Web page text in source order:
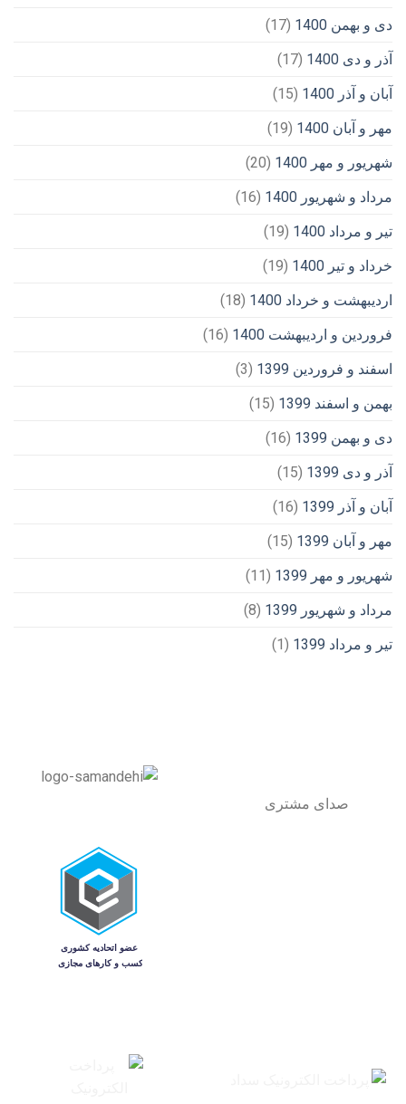
دی و بهمن 1400
(17)
آذر و دی 1400
(17)
آبان و آذر 1400
(15)
مهر و آبان 1400
(19)
شهریور و مهر 1400
(20)
مرداد و شهریور 1400
(16)
تیر و مرداد 1400
(19)
خرداد و تیر 1400
(19)
اردیبهشت و خرداد 1400
(18)
فروردین و اردیبهشت 1400
(16)
اسفند و فروردین 1399
(3)
بهمن و اسفند 1399
(15)
دی و بهمن 1399
(16)
آذر و دی 1399
(15)
آبان و آذر 1399
(16)
مهر و آبان 1399
(15)
شهریور و مهر 1399
(11)
مرداد و شهریور 1399
(8)
تیر و مرداد 1399
(1)
صدای مشتری